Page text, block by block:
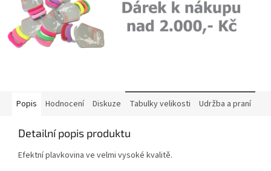
Popis Hodnocení Diskuze Tabulky velikosti Udržba a praní
Detailní popis produktu
Efektní plavkovina ve velmi vysoké kvalitě.